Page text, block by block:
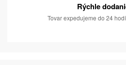
Rýchle
Tovar expedujeme do 24